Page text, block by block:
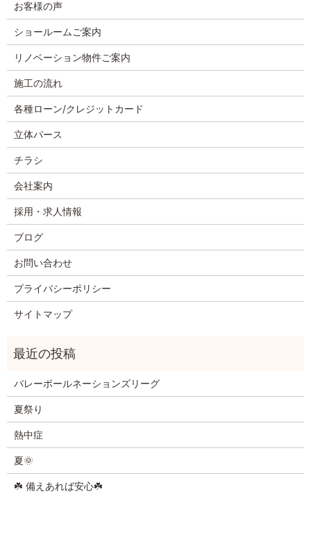
お客様の声
ショールームご案内
リノベーション物件ご案内
施工の流れ
各種ローン/クレジットカード
立体パース
チラシ
会社案内
採用・求人情報
ブログ
お問い合わせ
プライバシーポリシー
サイトマップ
バレーボールネーションズリーグ
夏祭り
熱中症
夏🌞
☘️ 備えあれば安心☘️